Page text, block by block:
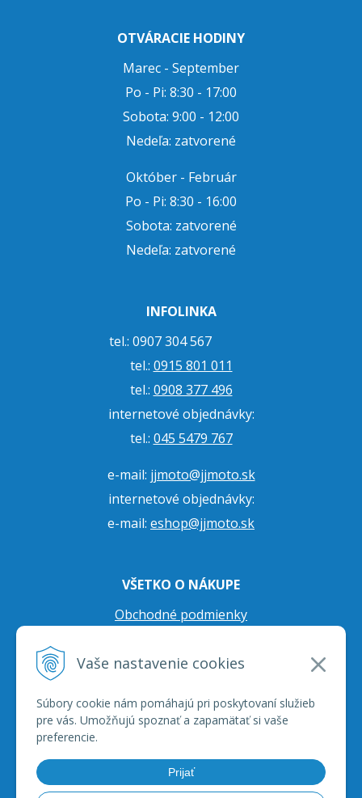
Vaše nastavenie cookies
Súbory cookie nám pomáhajú pri poskytovaní služieb
pre vás. Umožňujú spoznať a zapamätať si vaše
preferencie.
Prijať
OTVÁRACIE HODINY
Marec - September
Po - Pi: 8:30 - 17:00
Sobota: 9:00 - 12:00
Nedeľa: zatvorené
Október - Február
Po - Pi: 8:30 - 16:00
Sobota: zatvorené
Nedeľa: zatvorené
INFOLINKA
tel.: 0907 304 567
tel.: 0915 801 011
tel.: 0908 377 496
internetové objednávky:
tel.: 045 5479 767
e-mail: jjmoto@jjmoto.sk
internetové objednávky:
e-mail: eshop@jjmoto.sk
VŠETKO O NÁKUPE
Obchodné podmienky
Prepravné podmienky